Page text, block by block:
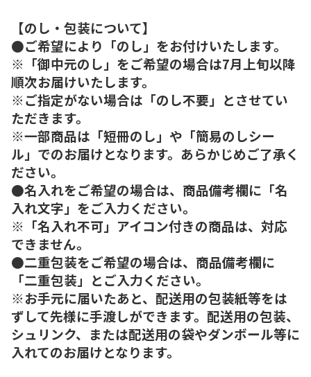
【のし・包装について】
●ご希望により「のし」をお付けいたします。
※「御中元のし」をご希望の場合は7月上旬以降
順次お届けいたします。
※ご指定がない場合は「のし不要」とさせてい
ただきます。
※一部商品は「短冊のし」や「簡易のしシー
ル」でのお届けとなります。あらかじめご了承く
ださい。
●名入れをご希望の場合は、商品備考欄に「名
入れ文字」をご入力ください。
※「名入れ不可」アイコン付きの商品は、対応
できません。
●二重包装をご希望の場合は、商品備考欄に
「二重包装」とご入力ください。
※お手元に届いたあと、配送用の包装紙等をは
ずして先様に手渡しができます。配送用の包装、
シュリンク、または配送用の袋やダンボール等に
入れてのお届けとなります。